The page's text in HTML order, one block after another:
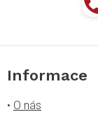
Informace
• O nás